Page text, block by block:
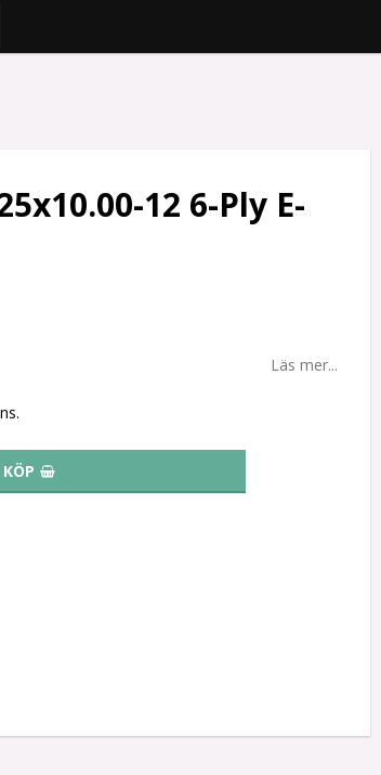
12 6-Ply E-
Läs mer...
KÖP